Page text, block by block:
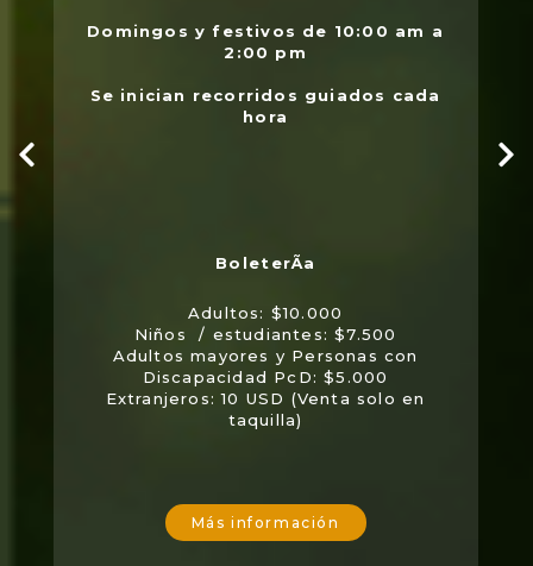
Domingos y festivos de 10:00 am a
2:00 pm
Se inician recorridos guiados cada
hora
Adultos: $10.000
Niños / estudiantes: $7.500
Adultos mayores y Personas con
Discapacidad PcD: $5.000
Extranjeros: 10 USD (Venta solo en
taquilla)
Más información